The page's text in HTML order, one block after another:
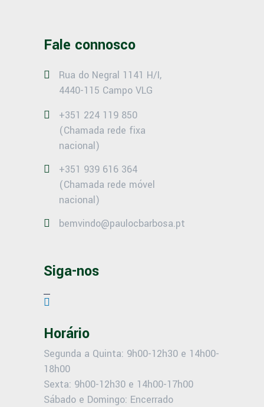
Fale connosco
Rua do Negral 1141 H/I,
4440-115 Campo VLG
+351 224 119 850
(Chamada rede fixa
nacional)
+351 939 616 364
(Chamada rede móvel
nacional)
bemvindo@paulocbarbosa.pt
Siga-nos
Horário
Segunda a Quinta: 9h00-12h30 e 14h00-
18h00
Sexta: 9h00-12h30 e 14h00-17h00
Sábado e Domingo: Encerrado